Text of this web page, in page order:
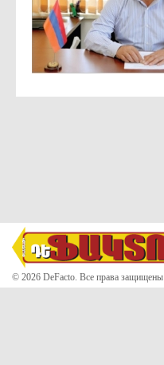
© 2026 DeFacto. Все права защищены